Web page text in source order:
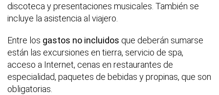
discoteca y presentaciones musicales. También se
incluye la asistencia al viajero.
Entre los gastos no incluidos que deberán sumarse
están las excursiones en tierra, servicio de spa,
acceso a Internet, cenas en restaurantes de
especialidad, paquetes de bebidas y propinas, que son
obligatorias.